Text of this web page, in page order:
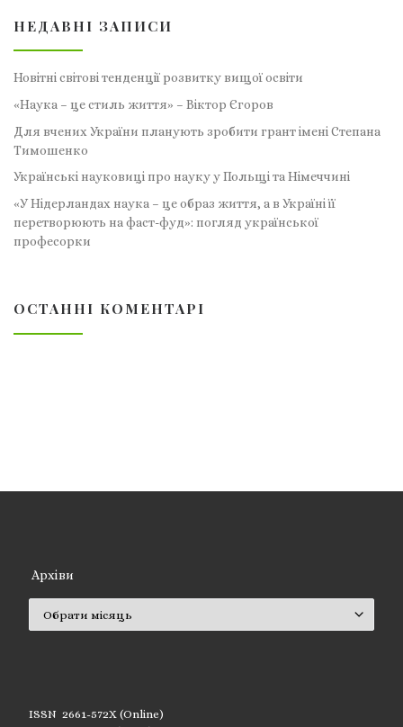
НЕДАВНІ ЗАПИСИ
Новітні світові тенденції розвитку вищої освіти
«Наука – це стиль життя» – Віктор Єгоров
Для вчених України планують зробити грант імені Степана
Тимошенко
Українські науковиці про науку у Польщі та Німеччині
«У Нідерландах наука – це образ життя, а в Україні її
перетворюють на фаст-фуд»: погляд української
професорки
ОСТАННІ КОМЕНТАРІ
Архіви
ISSN 2661-572X (Online)